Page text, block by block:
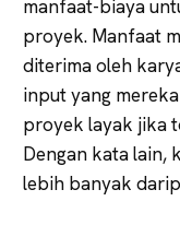
manfaat-biaya
proyek. Manfaat
diterima oleh
input yang
proyek layak jika
Dengan kata lain,
lebih banyak